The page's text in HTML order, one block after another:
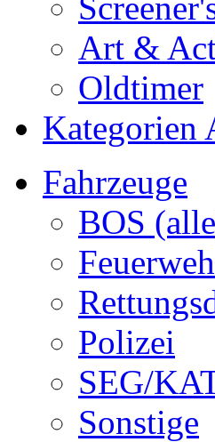
Art &
Oldtimer
Kategorien
Fahrzeuge
BOS
Polizei
SEG/
Sonstige